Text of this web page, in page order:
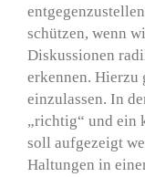
schützen, wenn
Diskussionen
erkennen. Hierzu
einzulassen. In
„richtig“ und ein
soll aufgezeigt
Haltungen in